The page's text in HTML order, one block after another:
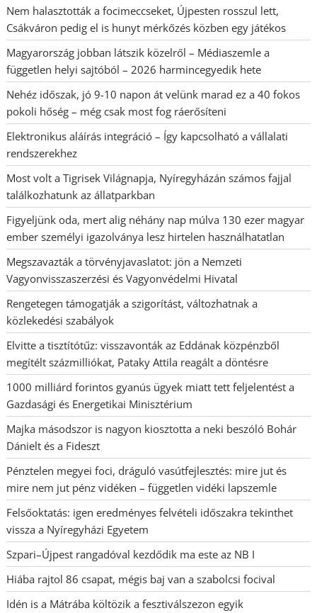
Nem halasztották a focimeccseket, Újpesten rosszul lett,
Csákváron pedig el is hunyt mérkőzés közben egy játékos
Magyarország jobban látszik közelről – Médiaszemle a
független helyi sajtóból – 2026 harmincegyedik hete
Nehéz időszak, jó 9-10 napon át velünk marad ez a 40 fokos
pokoli hőség – még csak most fog ráerősíteni
Elektronikus aláírás integráció – Így kapcsolható a vállalati
rendszerekhez
Most volt a Tigrisek Világnapja, Nyíregyházán számos fajjal
találkozhatunk az állatparkban
Figyeljünk oda, mert alig néhány nap múlva 130 ezer magyar
ember személyi igazolványa lesz hirtelen használhatatlan
Megszavazták a törvényjavaslatot: jön a Nemzeti
Vagyonvisszaszerzési és Vagyonvédelmi Hivatal
Rengetegen támogatják a szigorítást, változhatnak a
közlekedési szabályok
Elvitte a tisztítótűz: visszavonták az Eddának közpénzből
megítélt százmilliókat, Pataky Attila reagált a döntésre
1000 milliárd forintos gyanús ügyek miatt tett feljelentést a
Gazdasági és Energetikai Minisztérium
Majka másodszor is nagyon kiosztotta a neki beszóló Bohár
Dánielt és a Fideszt
Pénztelen megyei foci, dráguló vasútfejlesztés: mire jut és
mire nem jut pénz vidéken – független vidéki lapszemle
Felsőoktatás: igen eredményes felvételi időszakra tekinthet
vissza a Nyíregyházi Egyetem
Szpari–Újpest rangadóval kezdődik ma este az NB I
Hiába rajtol 86 csapat, mégis baj van a szabolcsi focival
Idén is a Mátrába költözik a fesztiválszezon egyik